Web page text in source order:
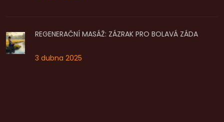
REGENERAČNÍ MASÁŽ: ZÁZRAK PRO BOLAVÁ ZÁDA
3 dubna 2025